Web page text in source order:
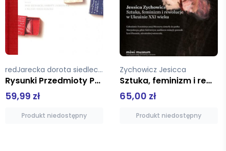
Zychowicz Jesicca
Sztuka, feminizm i rewolucje w Ukrainie XXI wieku
65,00 zł
Produkt niedostępny
Pomian Krzysztof
Muzeum. Historia Światowa. Tom 3
150,00 zł
Produkt niedostępny